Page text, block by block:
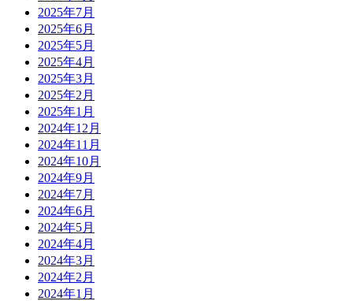
2025年7月
2025年6月
2025年5月
2025年4月
2025年3月
2025年2月
2025年1月
2024年12月
2024年11月
2024年10月
2024年9月
2024年7月
2024年6月
2024年5月
2024年4月
2024年3月
2024年2月
2024年1月